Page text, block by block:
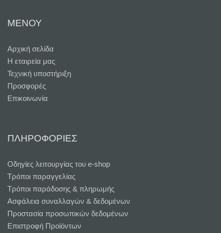
ΜΕΝΟΥ
Αρχική σελίδα
Η εταιρεία μας
Τεχνική υποστήριξη
Προσφορές
Επικοινωνία
ΠΛΗΡΟΦΟΡΙΕΣ
Oδηγίες λειτουργίας του e-shop
Τρόποι παραγγελίας
Τρόποι παράδοσης & πληρωμής
Ασφάλεια συναλλαγών & δεδομένων
Προστασία προσωπικών δεδομένων
Επιστροφή Προϊόντων